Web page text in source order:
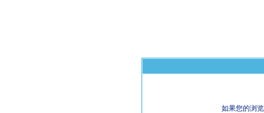
如果您的浏